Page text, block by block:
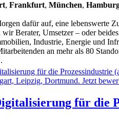
, Frankfurt, München,
dafür auf, eine lebenswerte
Berater, Umsetzer – oder
Industrie, Energie und
an mehr als 80
für die